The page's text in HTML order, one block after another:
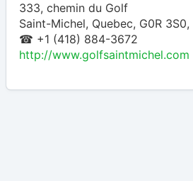
333, chemin du Golf
Saint-Michel, Quebec, G0R 3S0,
☎ +1 (418) 884-3672
http://www.golfsaintmichel.com